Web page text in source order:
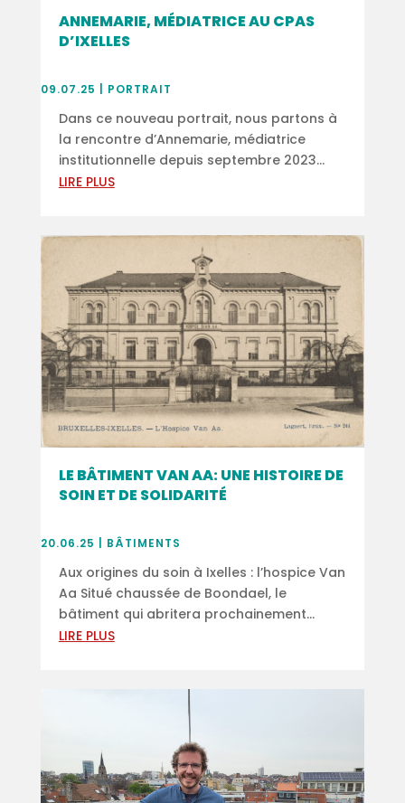
ANNEMARIE, MÉDIATRICE AU CPAS
D’IXELLES
09.07.25 PORTRAIT
Dans ce nouveau portrait, nous partons à
la rencontre d’Annemarie, médiatrice
institutionnelle depuis septembre 2023...
LIRE PLUS
LE BÂTIMENT VAN AA: UNE HISTOIRE DE
SOIN ET DE SOLIDARITÉ
20.06.25 BÂTIMENTS
Aux origines du soin à Ixelles : l’hospice Van
Aa Situé chaussée de Boondael, le
bâtiment qui abritera prochainement...
LIRE PLUS